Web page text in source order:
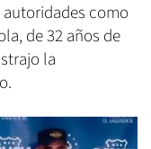
como
de 32 años de
la